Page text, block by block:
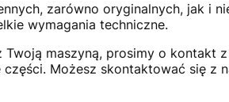
zarówno oryginalnych, jak i
wymagania techniczne.
maszyną, prosimy o kontakt z
Możesz skontaktować się z